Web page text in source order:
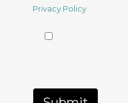
Privacy Policy